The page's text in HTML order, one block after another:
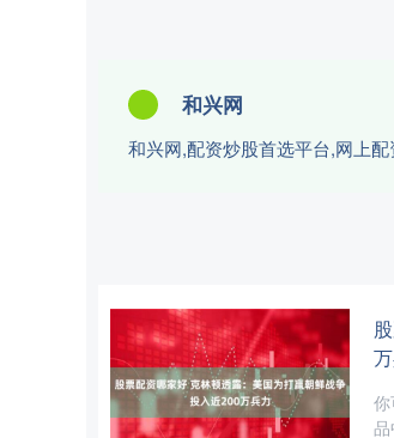
和兴网
和兴网,配资炒股首选平台,网上